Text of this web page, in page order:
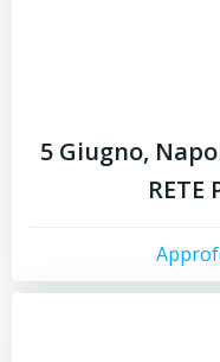
5 Giugno,
RETE